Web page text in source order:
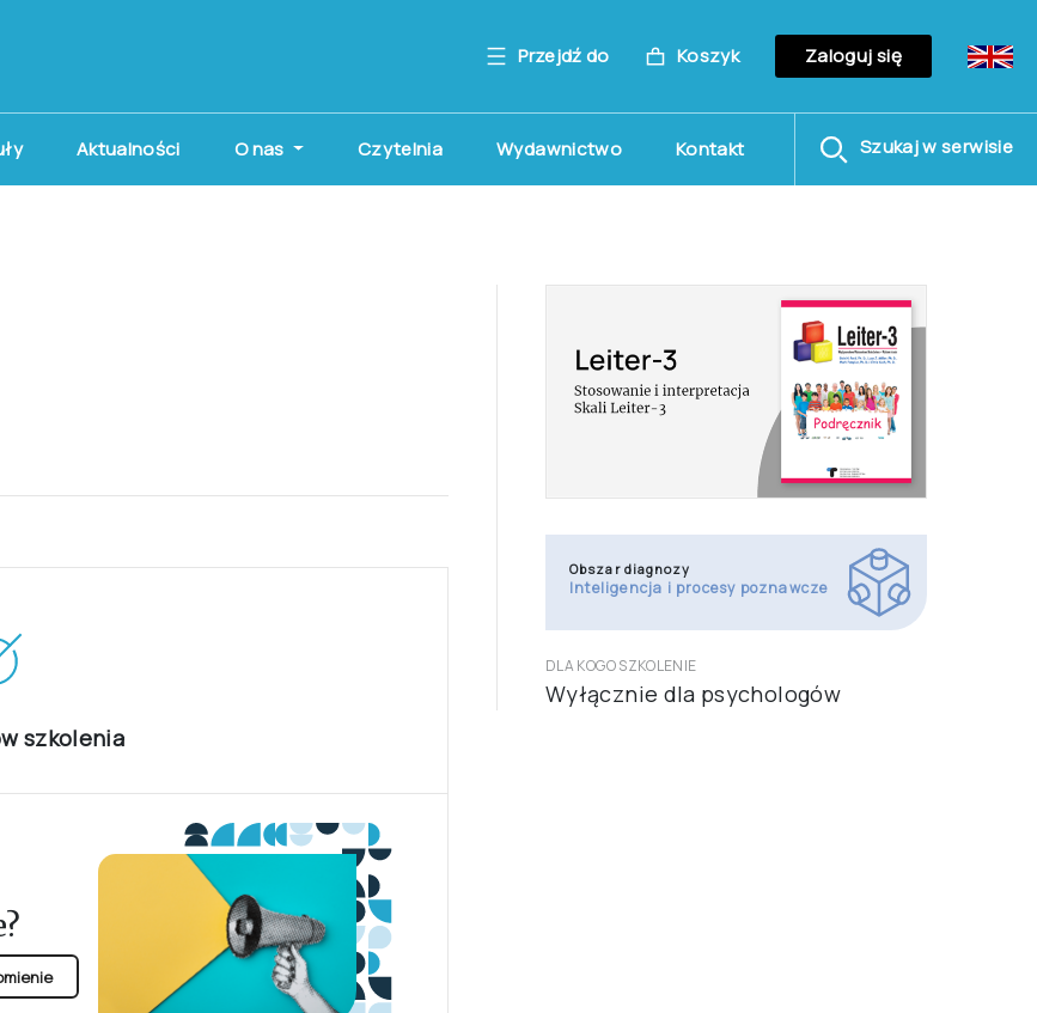
Przejdź do Koszyk Zaloguj się
Aktualności O nas Czytelnia Wydawnictwo Kontakt Szukaj w serwisie
Obszar diagnozy
Inteligencja i procesy poznawcze
DLA KOGO SZKOLENIE
Wyłącznie dla psychologów
szkolenia